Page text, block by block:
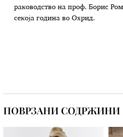
раководство на проф. Борис
секоја година во Охрид.
ПОВРЗАНИ СОДРЖИНИ